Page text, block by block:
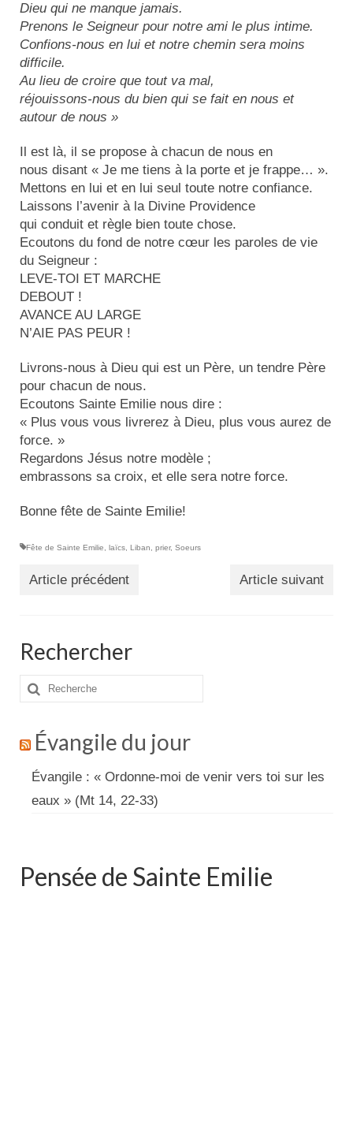
Dieu qui ne manque jamais.
Prenons le Seigneur pour notre ami le plus intime.
Confions-nous en lui et notre chemin sera moins
difficile.
Au lieu de croire que tout va mal,
réjouissons-nous du bien qui se fait en nous et
autour de nous »
Il est là, il se propose à chacun de nous en
nous disant « Je me tiens à la porte et je frappe… ».
Mettons en lui et en lui seul toute notre confiance.
Laissons l’avenir à la Divine Providence
qui conduit et règle bien toute chose.
Ecoutons du fond de notre cœur les paroles de vie
du Seigneur :
LEVE-TOI ET MARCHE
DEBOUT !
AVANCE AU LARGE
N’AIE PAS PEUR !
Livrons-nous à Dieu qui est un Père, un tendre Père
pour chacun de nous.
Ecoutons Sainte Emilie nous dire :
« Plus vous vous livrerez à Dieu, plus vous aurez de
force. »
Regardons Jésus notre modèle ;
embrassons sa croix, et elle sera notre force.
Bonne fête de Sainte Emilie!
Fête de Sainte Emilie, laïcs, Liban, prier, Soeurs
Article précédent Article suivant
Rechercher
Rechercher
:
Évangile du jour
Évangile : « Ordonne-moi de venir vers toi sur les
eaux » (Mt 14, 22-33)
Pensée de Sainte Emilie